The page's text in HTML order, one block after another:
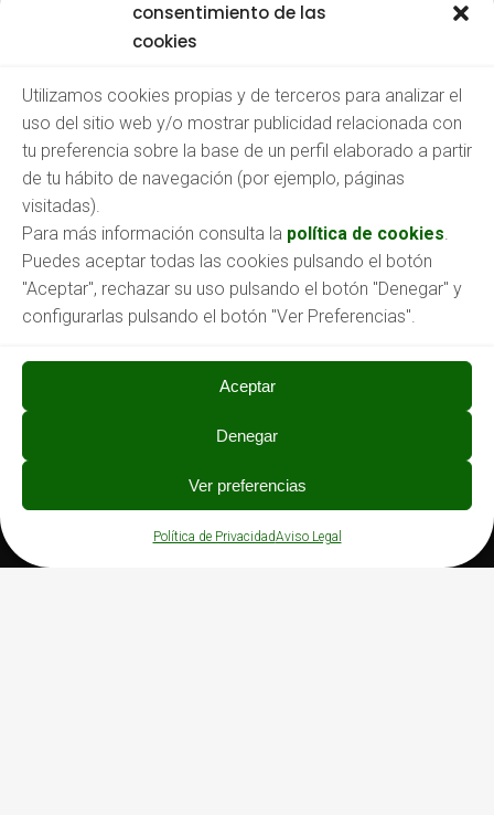
consentimiento de las
cookies
Utilizamos cookies propias y de terceros para analizar el
uso del sitio web y/o mostrar publicidad relacionada con
tu preferencia sobre la base de un perfil elaborado a partir
de tu hábito de navegación (por ejemplo, páginas
visitadas).
Para más información consulta la política de cookies.
Puedes aceptar todas las cookies pulsando el botón
"Aceptar", rechazar su uso pulsando el botón "Denegar" y
configurarlas pulsando el botón "Ver Preferencias".
Aceptar
Denegar
Ver preferencias
Política de PrivacidadAviso Legal
Consulta nuestras:
Ofertas de empleo
O envíanos tu CV a:empleo@aspronabierzo.org